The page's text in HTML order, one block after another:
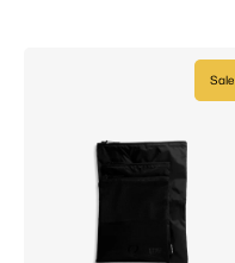
Sale